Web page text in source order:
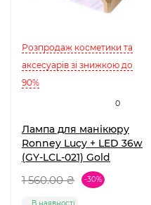
0
Розпродаж косметики та
аксесуарів зі знижкою до
90%
Лампа для манікюру
Ronney Lucy + LED 36w
(GY-LCL-021) Gold
1 560.00 ₴ -30%